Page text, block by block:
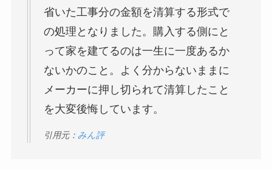
省いた工事分の金額を清算する形式で
の処理となりました。購入する側にと
って家を建てるのは一生に一度あるか
ないかのこと。よく分からないままに
メーカーに押し切られて清算したこと
を大変後悔しています。
引用元： みん評